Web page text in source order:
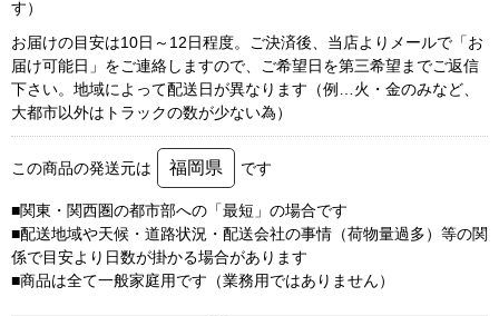
す）
お届けの目安は10日～12日程度。ご決済後、当店よりメールで「お
届け可能日」をご連絡しますので、ご希望日を第三希望までご返信
下さい。地域によって配送日が異なります（例…火・金のみなど、
大都市以外はトラックの数が少ない為）
この商品の発送元は 福岡県 です
■関東・関西圏の都市部への「最短」の場合です
■配送地域や天候・道路状況・配送会社の事情（荷物量過多）等の関
係で目安より日数が掛かる場合があります
■商品は全て一般家庭用です（業務用ではありません）